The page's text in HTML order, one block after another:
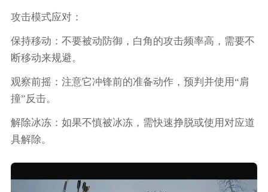
攻击模式应对：
保持移动：不要被动防御，白角的攻击频率高，需要不
断移动来规避。
观察前摇：注意它冲锋前的准备动作，预判并使用“肩
撞”反击。
解除冰冻：如果不慎被冰冻，需快速挣脱或使用对应道
具解除。